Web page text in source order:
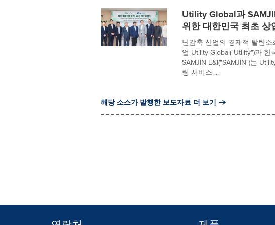
Utility Global과
위한 대한민국 최초
난감축 산업의 경제적 탈탄
업 Utility Global("Utility")과
SAMJIN E&I("SAMJIN")는
링 서비스 ...
해당 소스가 발행한 보도자료 더 보기